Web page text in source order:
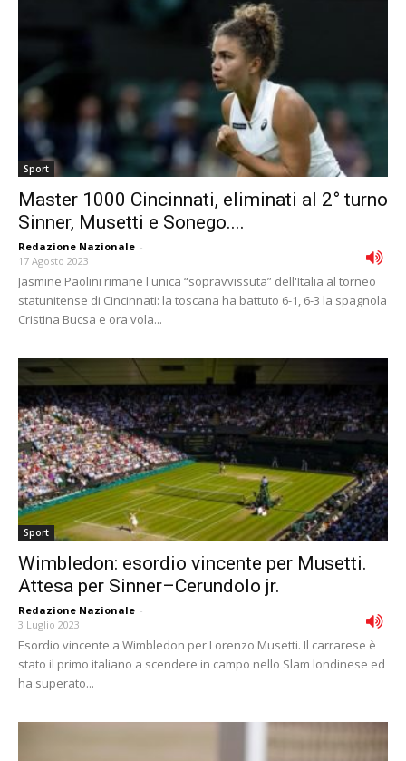
Sport
Master 1000 Cincinnati, eliminati al 2° turno
Sinner, Musetti e Sonego....
Redazione Nazionale -
17 Agosto 2023
Jasmine Paolini rimane l'unica “sopravvissuta” dell'Italia al torneo
statunitense di Cincinnati: la toscana ha battuto 6-1, 6-3 la spagnola
Cristina Bucsa e ora vola...
Sport
Wimbledon: esordio vincente per Musetti.
Attesa per Sinner–Cerundolo jr.
Redazione Nazionale -
3 Luglio 2023
Esordio vincente a Wimbledon per Lorenzo Musetti. Il carrarese è
stato il primo italiano a scendere in campo nello Slam londinese ed
ha superato...